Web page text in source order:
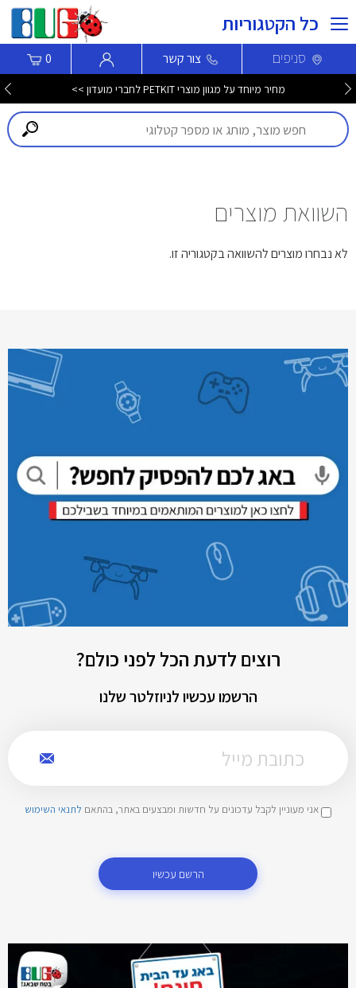
כל הקטגוריות
סניפים צור קשר 0
מחיר מיוחד על מגוון מוצרי PETKIT לחברי מועדון >>
השוואת מוצרים
לא נבחרו מוצרים להשוואה בקטגוריה זו.
רוצים לדעת הכל לפני כולם?
הרשמו עכשיו לניוזלטר שלנו
אני מעוניין לקבל עדכונים על חדשות ומבצעים באתר, בהתאם לתנאי השימוש
הרשם עכשיו